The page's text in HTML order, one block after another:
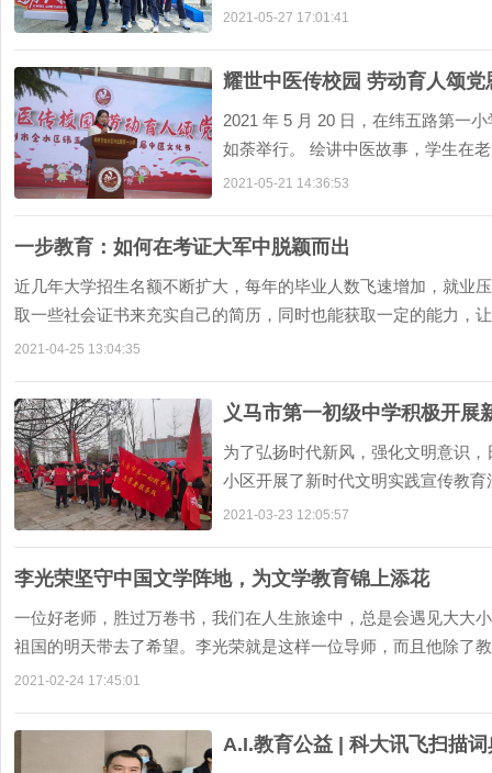
带领下，自信满满的通过 理想之门
2021-05-27 17:01:41
耀世中医传校园 劳动育人颂党
2021 年 5 月 20 日，在纬五路第一
如荼举行。 绘讲中医故事，学生在
用生动有趣的方式演绎出来，从不同
2021-05-21 14:36:53
一步教育：如何在考证大军中脱颖而出
近几年大学招生名额不断扩大，每年的毕业人数飞速增加，就业
取一些社会证书来充实自己的简历，同时也能获取一定的能力，
2021-04-25 13:04:35
义马市第一初级中学积极开展
为了弘扬时代新风，强化文明意识
小区开展了新时代文明实践宣传教
做了《红船故事》的演讲。他讲述了
2021-03-23 12:05:57
李光荣坚守中国文学阵地，为文学教育锦上添花
一位好老师，胜过万卷书，我们在人生旅途中，总是会遇见大大
祖国的明天带去了希望。李光荣就是这样一位导师，而且他除了
2021-02-24 17:45:01
A.I.教育公益 | 科大讯飞扫描